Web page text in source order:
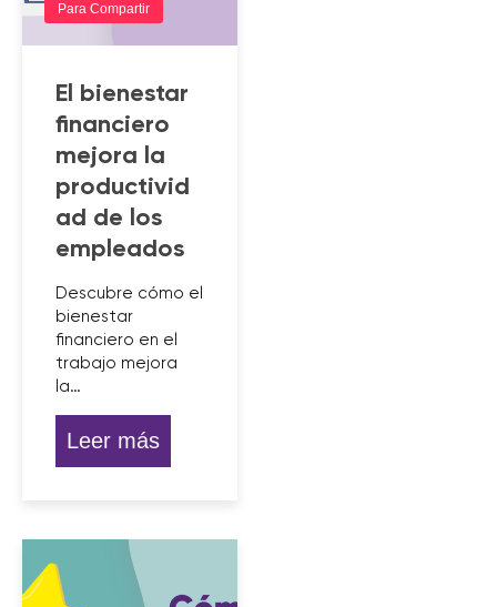
Para Compartir
El bienestar
financiero
mejora la
productivid
ad de los
empleados
Descubre cómo el
bienestar
financiero en el
trabajo mejora
la…
Leer más